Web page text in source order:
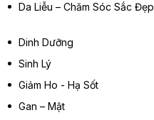
Da Liễu – Chăm Sóc Sắc Đẹp
Dinh Dưỡng
Sinh Lý
Giảm Ho - Hạ Sốt
Gan – Mật